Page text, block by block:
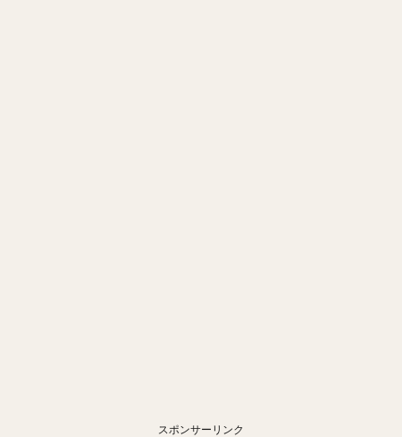
スポンサーリンク